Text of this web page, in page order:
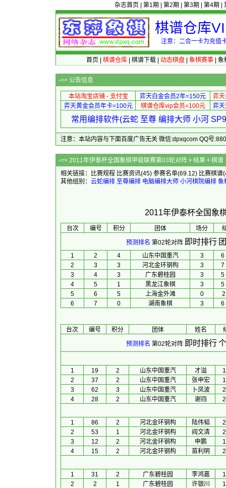
杂志首页 第1期 第2期 第3期 第4期
棋谱仓库
注意：二合一卡为充值
首页 棋谱仓库| 棋谱下载| 动态棋盘| 象棋赛事| 象
-=> 公告信息
本站淘宝店铺 - 支付宝 弈天白金会员2年=150元
弈
弈天黄金会员年卡=100元
棋谱仓库vip会员=100元 弈
常用编排软件(云蛇 至尊 编排大师 小河
注意：本站内容与下面百度广告无关 微信:dpxqcom QQ号
-=> 2011年伊泰杯全国象棋甲级
相关链接：
比赛规程 比赛资讯(45) 参赛名单(69.12) 比赛棋谱
其他组别： 云蛇编排 至尊编排 电脑编排大师 小河棋院编排 象
2011年伊泰杯全国象
台次 编号 积分 团体 场分
预测排名 第02轮对阵 即时排行
1 2 4 山东中国重汽 3
6
2
3 3 河北金环钢构 3
7
3
4 3 广东碧桂园 3
5
4
5 1 黑龙江象棋 3
5
5
6 5 上海金外滩 0
6
7 0 湖南象棋 3 6
台次 编号 积分 团体 姓名
预测排名 第02轮对阵 即时排行
1 19 2 山东中国重汽 才溢
2
37 2 山东中国重汽 张申宏
3
62 3 山东中国重汽 卜凤波
4
28 2 山东中国重汽 谢岿
1 86 2 河北金环钢构 陆伟韬
2
53 1 河北金环钢构 阎文清
3
12 2 河北金环钢构 申鹏
4
15 2 河北金环钢构 苗利明
1 31 2 广东碧桂园 李鸿嘉
2
2 1 广东碧桂园 许银川